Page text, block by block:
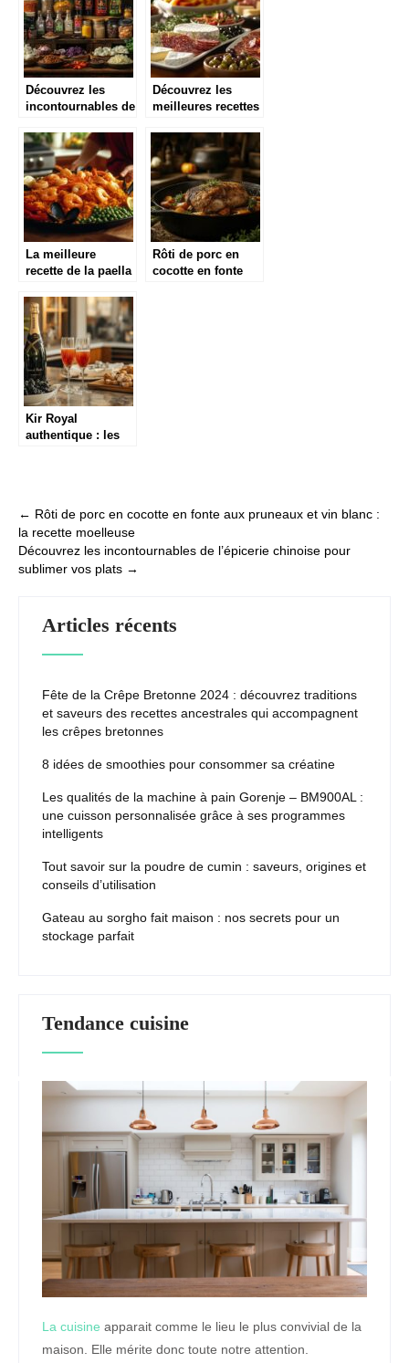
Découvrez les
incontournables de
pour sublimer vos
plats
Découvrez les
meilleures recettes
réussi et convivial
La meilleure
recette de la paella
au poulet et
chorizo à
l’espagnole
Rôti de porc en
cocotte en fonte
Kir Royal
authentique : les
Post
navigation
← Rôti de porc en cocotte en fonte aux pruneaux et vin blanc :
la recette moelleuse
Découvrez les incontournables de l’épicerie chinoise pour
sublimer vos plats →
Articles récents
Fête de la Crêpe Bretonne 2024 : découvrez traditions
et saveurs des recettes ancestrales qui accompagnent
les crêpes bretonnes
8 idées de smoothies pour consommer sa créatine
Les qualités de la machine à pain Gorenje – BM900AL :
une cuisson personnalisée grâce à ses programmes
intelligents
Tout savoir sur la poudre de cumin : saveurs, origines et
conseils d’utilisation
Gateau au sorgho fait maison : nos secrets pour un
stockage parfait
Tendance cuisine
La cuisine apparait comme le lieu le plus convivial de la
maison. Elle mérite donc toute notre attention.